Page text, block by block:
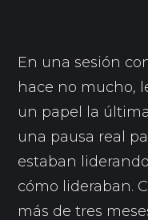
En una sesión
hace no mucho,
un papel la
una pausa real
estaban
cómo lideraban.
más de tres